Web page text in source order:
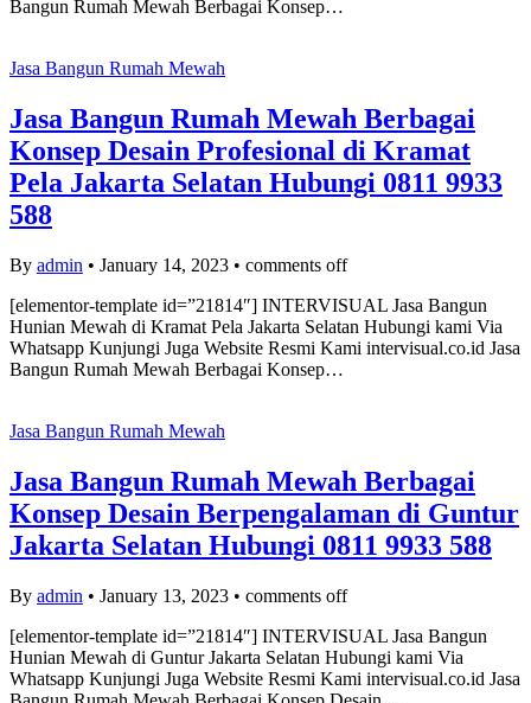
Bangun Rumah Mewah Berbagai Konsep…
Jasa Bangun Rumah Mewah
Jasa Bangun Rumah Mewah Berbagai
Konsep Desain Profesional di Kramat
Pela Jakarta Selatan Hubungi 0811 9933
588
By admin • January 14, 2023 • comments off
[elementor-template id=”21814″] INTERVISUAL Jasa Bangun
Hunian Mewah di Kramat Pela Jakarta Selatan Hubungi kami Via
Whatsapp Kunjungi Juga Website Resmi Kami intervisual.co.id Jasa
Bangun Rumah Mewah Berbagai Konsep…
Jasa Bangun Rumah Mewah
Jasa Bangun Rumah Mewah Berbagai
Konsep Desain Berpengalaman di Guntur
Jakarta Selatan Hubungi 0811 9933 588
By admin • January 13, 2023 • comments off
[elementor-template id=”21814″] INTERVISUAL Jasa Bangun
Hunian Mewah di Guntur Jakarta Selatan Hubungi kami Via
Whatsapp Kunjungi Juga Website Resmi Kami intervisual.co.id Jasa